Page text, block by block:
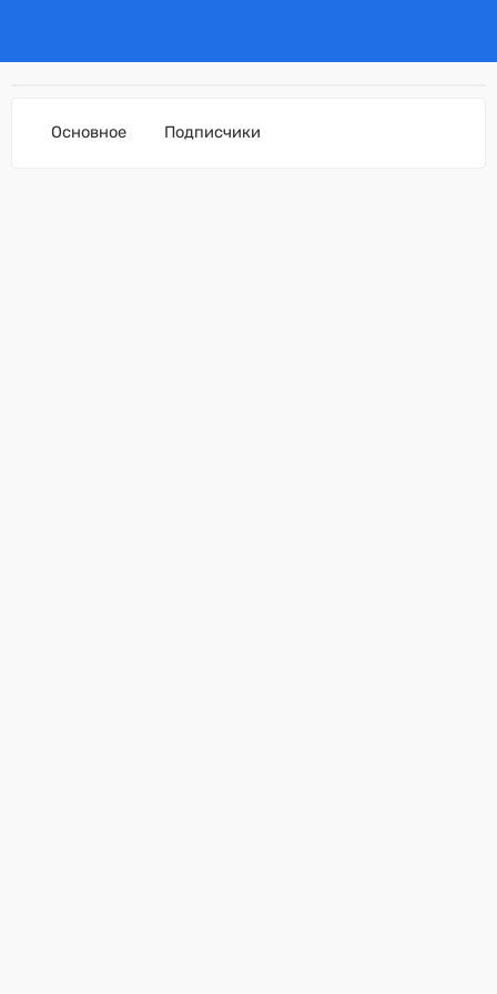
Основное Подписчики